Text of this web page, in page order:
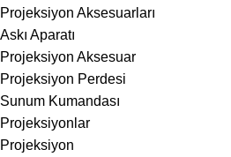
Projeksiyon Aksesuarları
Askı Aparatı
Projeksiyon Aksesuar
Projeksiyon Perdesi
Sunum Kumandası
Projeksiyonlar
Projeksiyon